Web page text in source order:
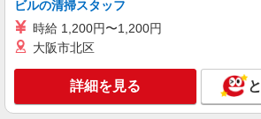
キープ
株式会社kotrio /●SW-H2-1985913
船橋駅＊夜勤専従＊日収
ビルの清掃スタッフ
時給 1,200円〜1,200円
大阪市北区
詳細を見る